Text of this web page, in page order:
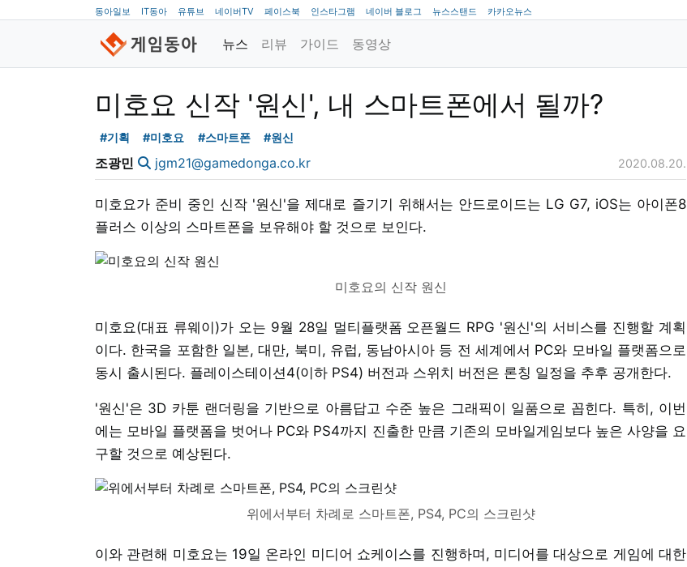
동아일보 IT동아 유튜브 네이버TV 페이스북 인스타그램 네이버 블로그 뉴스스탠드 카카오뉴스
뉴스 리뷰 가이드 동영상
미호요 신작 '원신', 내 스마트폰에서 될까?
#기획 #미호요 #스마트폰 #원신
조광민 jgm21@gamedonga.co.kr 2020.08.20.
미호요가 준비 중인 신작 '원신'을 제대로 즐기기 위해서는 안드로이드는 LG G7, iOS는 아이폰8
플러스 이상의 스마트폰을 보유해야 할 것으로 보인다.
미호요의 신작 원신
미호요(대표 류웨이)가 오는 9월 28일 멀티플랫폼 오픈월드 RPG '원신'의 서비스를 진행할 계획
이다. 한국을 포함한 일본, 대만, 북미, 유럽, 동남아시아 등 전 세계에서 PC와 모바일 플랫폼으로
동시 출시된다. 플레이스테이션4(이하 PS4) 버전과 스위치 버전은 론칭 일정을 추후 공개한다.
'원신'은 3D 카툰 랜더링을 기반으로 아름답고 수준 높은 그래픽이 일품으로 꼽힌다. 특히, 이번
에는 모바일 플랫폼을 벗어나 PC와 PS4까지 진출한 만큼 기존의 모바일게임보다 높은 사양을 요
구할 것으로 예상된다.
위에서부터 차례로 스마트폰, PS4, PC의 스크린샷
이와 관련해 미호요는 19일 온라인 미디어 쇼케이스를 진행하며, 미디어를 대상으로 게임에 대한